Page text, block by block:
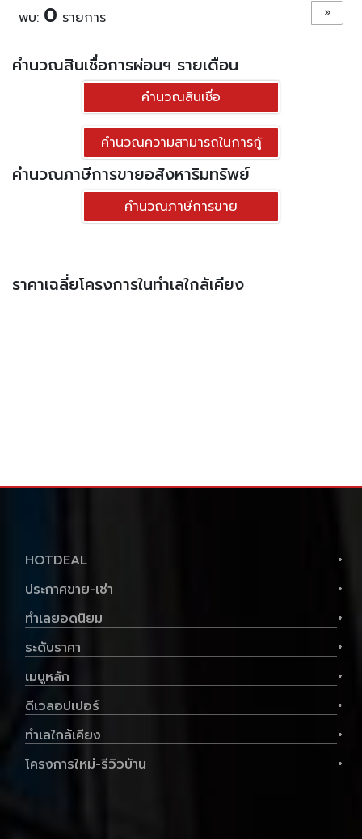
พบ: 0 รายการ »
คำนวณสินเชื่อการผ่อนฯ รายเดือน
คำนวณสินเชื่อ
คำนวณความสามารถในการกู้
คำนวณภาษีการขายอสังหาริมทรัพย์
คำนวณภาษีการขาย
ราคาเฉลี่ยโครงการในทำเลใกล้เคียง
HOTDEAL +
ประกาศขาย-เช่า +
ทำเลยอดนิยม +
ระดับราคา +
เมนูหลัก +
ดีเวลอปเปอร์ +
ทำเลใกล้เคียง +
โครงการใหม่-รีวิวบ้าน +